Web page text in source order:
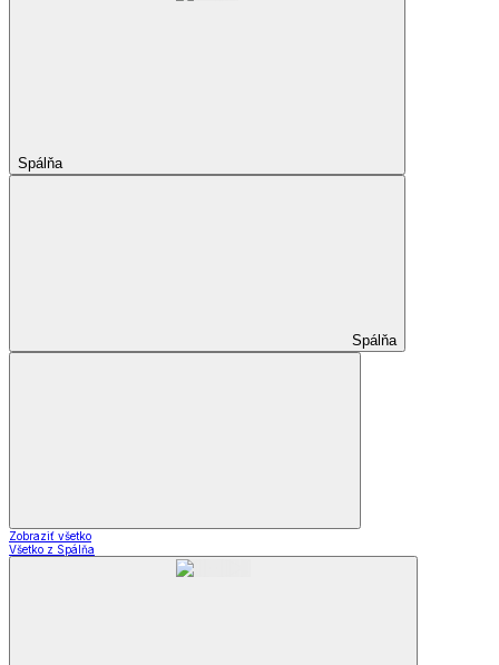
Spálňa
Spálňa
Zobraziť všetko
Všetko z Spálňa